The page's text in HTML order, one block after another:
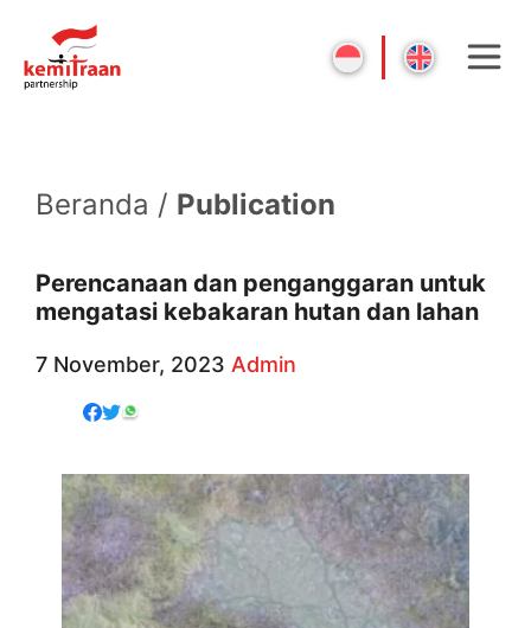
Beranda / Publication
Perencanaan dan penganggaran untuk
mengatasi kebakaran hutan dan lahan
7 November, 2023 Admin